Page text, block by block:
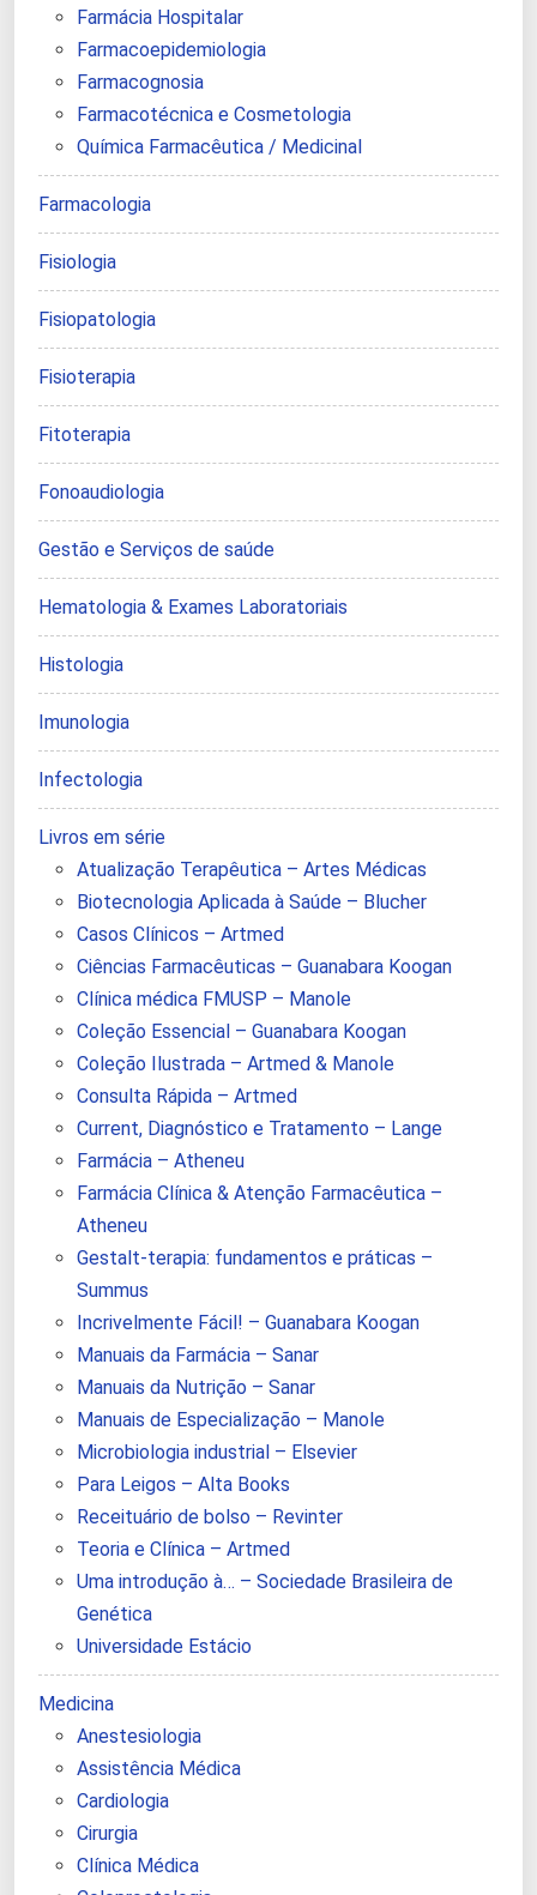
Farmácia Hospitalar
Farmacoepidemiologia
Farmacognosia
Farmacotécnica e Cosmetologia
Química Farmacêutica / Medicinal
Farmacologia
Fisiologia
Fisiopatologia
Fisioterapia
Fitoterapia
Fonoaudiologia
Gestão e Serviços de saúde
Hematologia & Exames Laboratoriais
Histologia
Imunologia
Infectologia
Livros em série
Atualização Terapêutica – Artes Médicas
Biotecnologia Aplicada à Saúde – Blucher
Casos Clínicos – Artmed
Ciências Farmacêuticas – Guanabara Koogan
Clínica médica FMUSP – Manole
Coleção Essencial – Guanabara Koogan
Coleção Ilustrada – Artmed & Manole
Consulta Rápida – Artmed
Current, Diagnóstico e Tratamento – Lange
Farmácia – Atheneu
Farmácia Clínica & Atenção Farmacêutica –
Atheneu
Gestalt-terapia: fundamentos e práticas –
Summus
Incrivelmente Fácil! – Guanabara Koogan
Manuais da Farmácia – Sanar
Manuais da Nutrição – Sanar
Manuais de Especialização – Manole
Microbiologia industrial – Elsevier
Para Leigos – Alta Books
Receituário de bolso – Revinter
Teoria e Clínica – Artmed
Uma introdução à… – Sociedade Brasileira de
Genética
Universidade Estácio
Medicina
Anestesiologia
Assistência Médica
Cardiologia
Cirurgia
Clínica Médica